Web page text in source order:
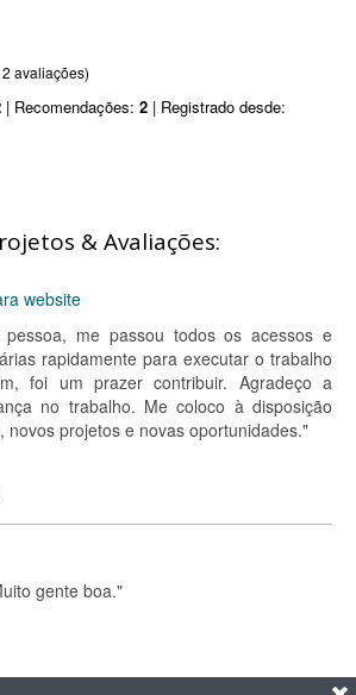
2 avaliações)
| Recomendações: 2 | Registrado desde:
& Avaliações:
website
me passou todos os acessos e
rapidamente para executar o trabalho
foi um prazer contribuir. Agradeço a
no trabalho. Me coloco à disposição
novos projetos e novas oportunidades."
gente boa."